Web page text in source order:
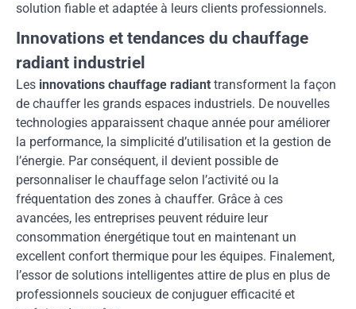
solution fiable et adaptée à leurs clients professionnels.
Innovations et tendances du chauffage
radiant industriel
Les innovations chauffage radiant transforment la façon
de chauffer les grands espaces industriels. De nouvelles
technologies apparaissent chaque année pour améliorer
la performance, la simplicité d’utilisation et la gestion de
l’énergie. Par conséquent, il devient possible de
personnaliser le chauffage selon l’activité ou la
fréquentation des zones à chauffer. Grâce à ces
avancées, les entreprises peuvent réduire leur
consommation énergétique tout en maintenant un
excellent confort thermique pour les équipes. Finalement,
l’essor de solutions intelligentes attire de plus en plus de
professionnels soucieux de conjuguer efficacité et